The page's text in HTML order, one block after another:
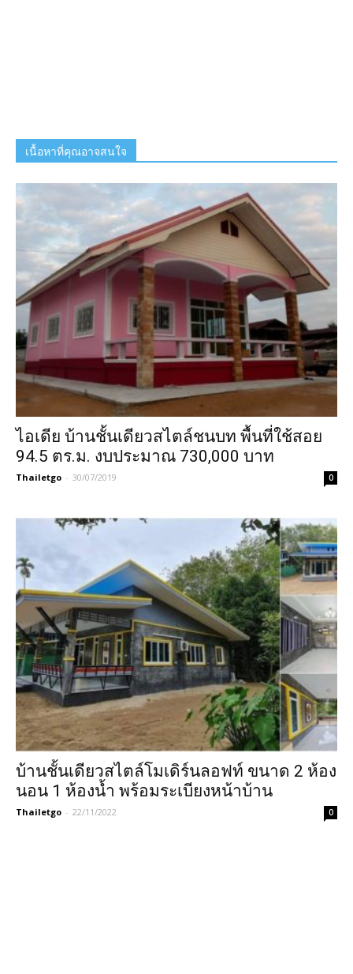
เนื้อหาที่คุณอาจสนใจ
ไอเดีย บ้านชั้นเดียวสไตล์ชนบท พื้นที่ใช้สอย
94.5 ตร.ม. งบประมาณ 730,000 บาท
Thailetgo - 30/07/2019 0
บ้านชั้นเดียวสไตล์โมเดิร์นลอฟท์ ขนาด 2 ห้อง
นอน 1 ห้องน้ำ พร้อมระเบียงหน้าบ้าน
Thailetgo - 22/11/2022 0